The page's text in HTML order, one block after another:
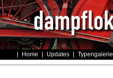
Home Updates Typengalerie